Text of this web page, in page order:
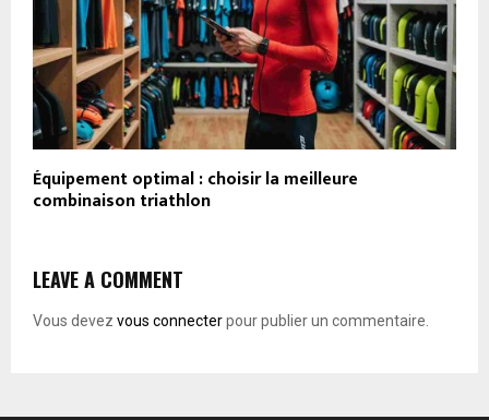
Équipement optimal : choisir la meilleure
combinaison triathlon
LEAVE A COMMENT
Vous devez vous connecterpour publier un commentaire.